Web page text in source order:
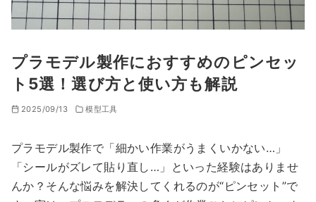
プラモデル製作におすすめのピンセッ
ト5選！選び方と使い方も解説
2025/09/13 模型工具
プラモデル製作で「細かい作業がうまくいかない…」
「シールがズレて貼り直し…」といった経験はありませ
んか？そんな悩みを解決してくれるのが“ピンセット”で